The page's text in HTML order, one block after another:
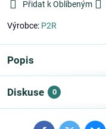
Přidat k Oblíbeným
Výrobce: P2R
Popis
Diskuse 0